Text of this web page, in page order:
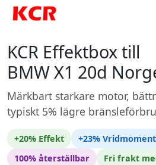
KCR Effektbox till
BMW X1 20d
Märkbart starkare motor,
typiskt 5% lägre
+20% Effekt +23% Vridmoment
100% återställbar
Fri frakt